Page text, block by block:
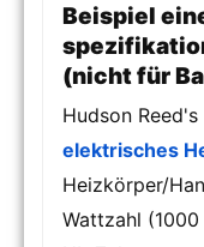
Beispiel
(nicht für
Hudson
elektrisches
Heizkörper/
Wattzahl